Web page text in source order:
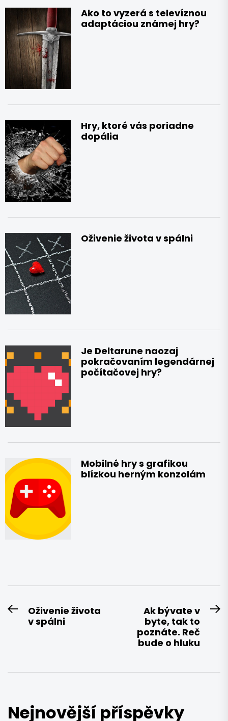
Ako to vyzerá s televíznou
adaptáciou známej hry?
Hry, ktoré vás poriadne
dopália
Oživenie života v spálni
Je Deltarune naozaj
pokračovaním legendárnej
počítačovej hry?
Mobilné hry s grafikou
blízkou herným konzolám
Navigace
pro
PreviousOživenie života
v spálni
Ak bývate v
byte, tak to
poznáte. Reč
bude o hluku
Nejnovější příspěvky